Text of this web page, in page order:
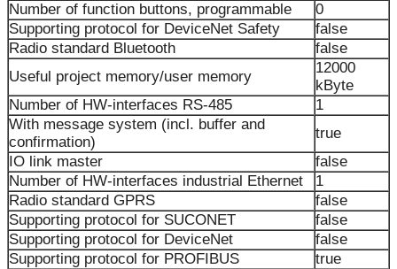
Number of function buttons, programmable
0
Supporting protocol for DeviceNet Safety
false
Radio standard Bluetooth
false
Useful project memory/user memory
12000
kByte
Number of HW-interfaces RS-485
1
With message system (incl. buffer and
confirmation)
true
IO link master
false
Number of HW-interfaces industrial Ethernet
1
Radio standard GPRS
false
Supporting protocol for SUCONET
false
Supporting protocol for DeviceNet
false
Supporting protocol for PROFIBUS
true